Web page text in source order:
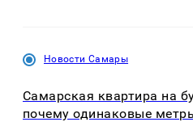
Новости Самары
Самарская квартира на
почему одинаковые